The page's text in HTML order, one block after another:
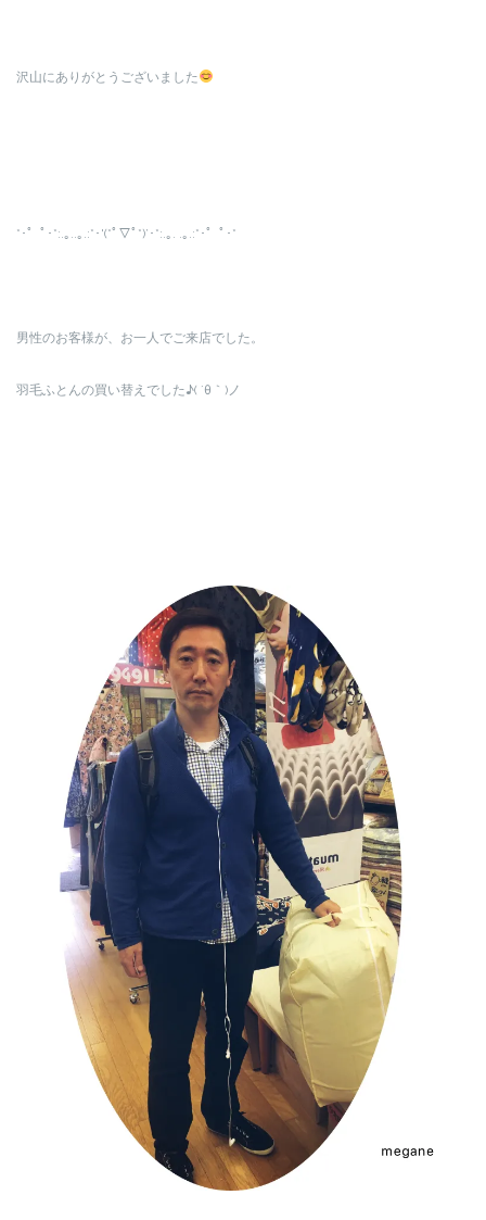
沢山にありがとうございました
*･゜ﾟ･*:.｡..｡.:*･'(*ﾟ▽ﾟ*)’･*:.｡. .｡.:*･゜ﾟ･*
男性のお客様が、お一人でご来店でした。
羽毛ふとんの買い替えでした♪( ´θ｀)ノ